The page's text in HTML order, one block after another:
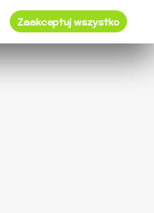
Zaakceptuj wszystko